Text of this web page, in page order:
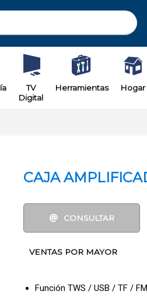
TV
Digital
Herramientas Hogar
CAJA
CONSULTAR
VENTAS POR MAYOR
Función TWS / USB / TF /